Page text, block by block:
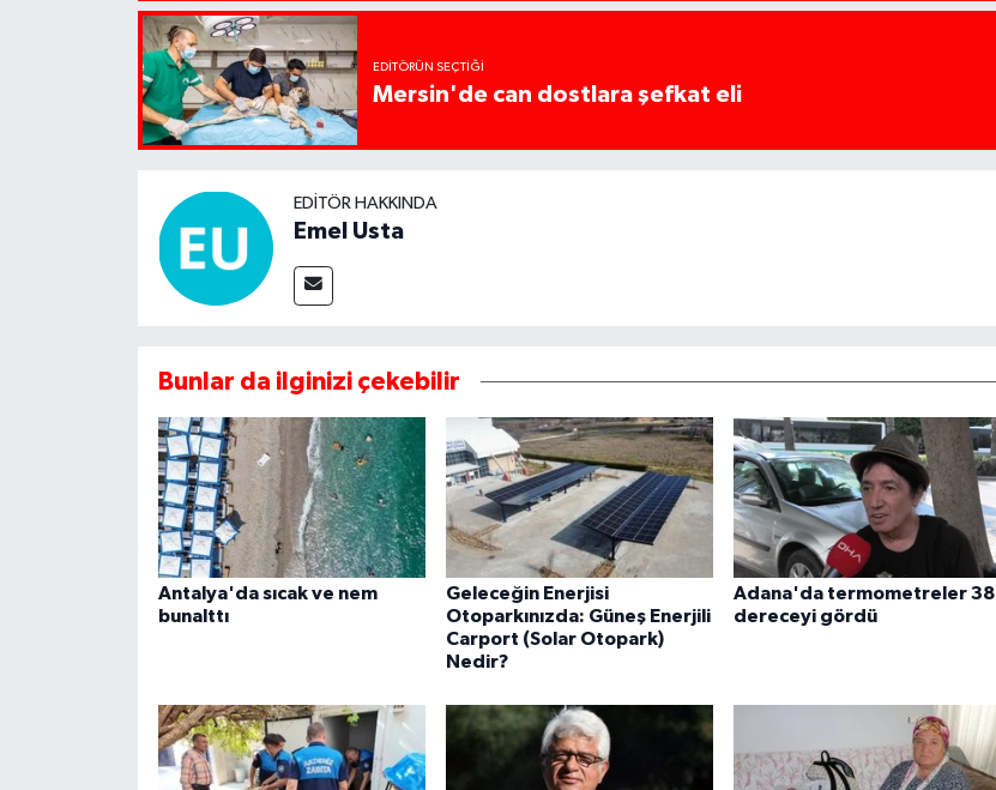
EDITÖRÜN SEÇTIĞI
Mersin'de can dostlara şefkat eli
EDITÖR HAKKINDA
Emel Usta
Bunlar da ilginizi çekebilir
Antalya'da sıcak ve nem
bunalttı
Geleceğin Enerjisi
Otoparkınızda: Güneş Enerjili
Carport (Solar Otopark)
Nedir?
Adana'da termometreler 38
dereceyi gördü